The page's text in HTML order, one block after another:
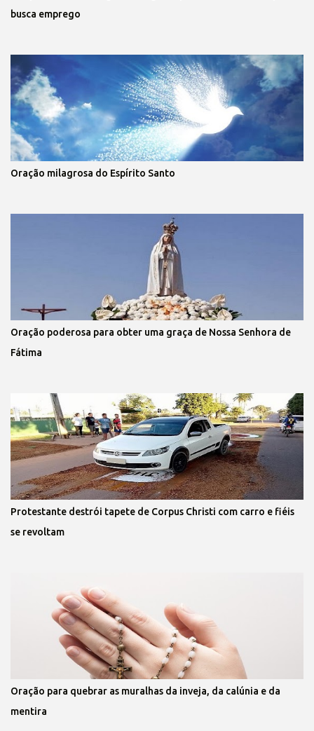
busca emprego
Oração milagrosa do Espírito Santo
Oração poderosa para obter uma graça de Nossa Senhora de
Fátima
Protestante destrói tapete de Corpus Christi com carro e fiéis
se revoltam
Oração para quebrar as muralhas da inveja, da calúnia e da
mentira